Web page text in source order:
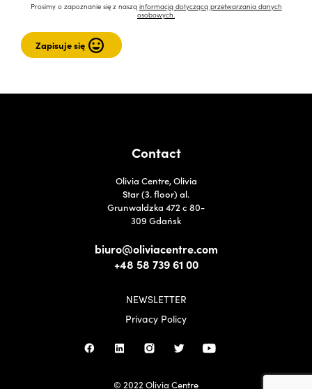
Prosimy o zapoznanie się z naszą informacją dotyczącą przetwarzania danych
osobowych.
Contact
Olivia Centre, Olivia
Star (3. floor) al.
Grunwaldzka 472 c 80-
309 Gdańsk
biuro@oliviacentre.com
+48 58 739 61 00
NEWSLETTER
Privacy Policy
© 2022 Olivia Centre